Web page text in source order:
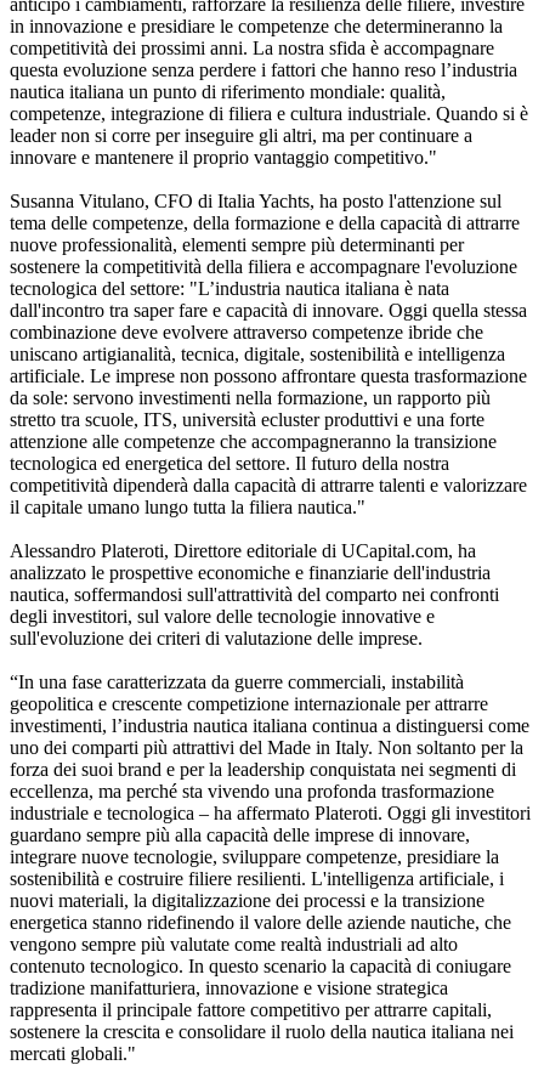
in innovazione e presidiare le competenze che determineranno la
competitività dei prossimi anni. La nostra sfida è accompagnare
questa evoluzione senza perdere i fattori che hanno reso l’industria
nautica italiana un punto di riferimento mondiale: qualità,
competenze, integrazione di filiera e cultura industriale. Quando si è
leader non si corre per inseguire gli altri, ma per continuare a
innovare e mantenere il proprio vantaggio competitivo."
Susanna Vitulano, CFO di Italia Yachts, ha posto l'attenzione sul
tema delle competenze, della formazione e della capacità di attrarre
nuove professionalità, elementi sempre più determinanti per
sostenere la competitività della filiera e accompagnare l'evoluzione
tecnologica del settore: "L’industria nautica italiana è nata
dall'incontro tra saper fare e capacità di innovare. Oggi quella stessa
combinazione deve evolvere attraverso competenze ibride che
uniscano artigianalità, tecnica, digitale, sostenibilità e intelligenza
artificiale. Le imprese non possono affrontare questa trasformazione
da sole: servono investimenti nella formazione, un rapporto più
stretto tra scuole, ITS, università ecluster produttivi e una forte
attenzione alle competenze che accompagneranno la transizione
tecnologica ed energetica del settore. Il futuro della nostra
competitività dipenderà dalla capacità di attrarre talenti e valorizzare
il capitale umano lungo tutta la filiera nautica."
Alessandro Plateroti, Direttore editoriale di UCapital.com, ha
analizzato le prospettive economiche e finanziarie dell'industria
nautica, soffermandosi sull'attrattività del comparto nei confronti
degli investitori, sul valore delle tecnologie innovative e
sull'evoluzione dei criteri di valutazione delle imprese.
“In una fase caratterizzata da guerre commerciali, instabilità
geopolitica e crescente competizione internazionale per attrarre
investimenti, l’industria nautica italiana continua a distinguersi come
uno dei comparti più attrattivi del Made in Italy. Non soltanto per la
forza dei suoi brand e per la leadership conquistata nei segmenti di
eccellenza, ma perché sta vivendo una profonda trasformazione
industriale e tecnologica – ha affermato Plateroti. Oggi gli investitori
guardano sempre più alla capacità delle imprese di innovare,
integrare nuove tecnologie, sviluppare competenze, presidiare la
sostenibilità e costruire filiere resilienti. L'intelligenza artificiale, i
nuovi materiali, la digitalizzazione dei processi e la transizione
energetica stanno ridefinendo il valore delle aziende nautiche, che
vengono sempre più valutate come realtà industriali ad alto
contenuto tecnologico. In questo scenario la capacità di coniugare
tradizione manifatturiera, innovazione e visione strategica
rappresenta il principale fattore competitivo per attrarre capitali,
sostenere la crescita e consolidare il ruolo della nautica italiana nei
mercati globali."